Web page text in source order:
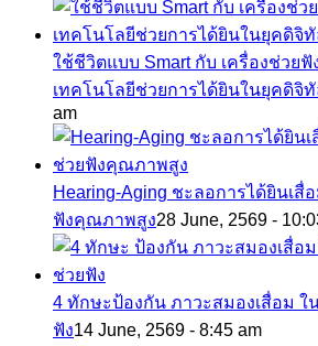
ใช้ชีวิตแบบ Smart กับ เครื่องช่วยฟั
เทคโนโลยีช่วยการได้ยินในยุคดิจิ
am
Hearing-Aging ชะลอการได้ยินเสื่
ฟังคุณภาพสูง28 June, 2569 -
4 ทักษะป้องกัน ภาวะสมองเสื่อม ใ
ฟัง14 June, 2569 - 8:45 am